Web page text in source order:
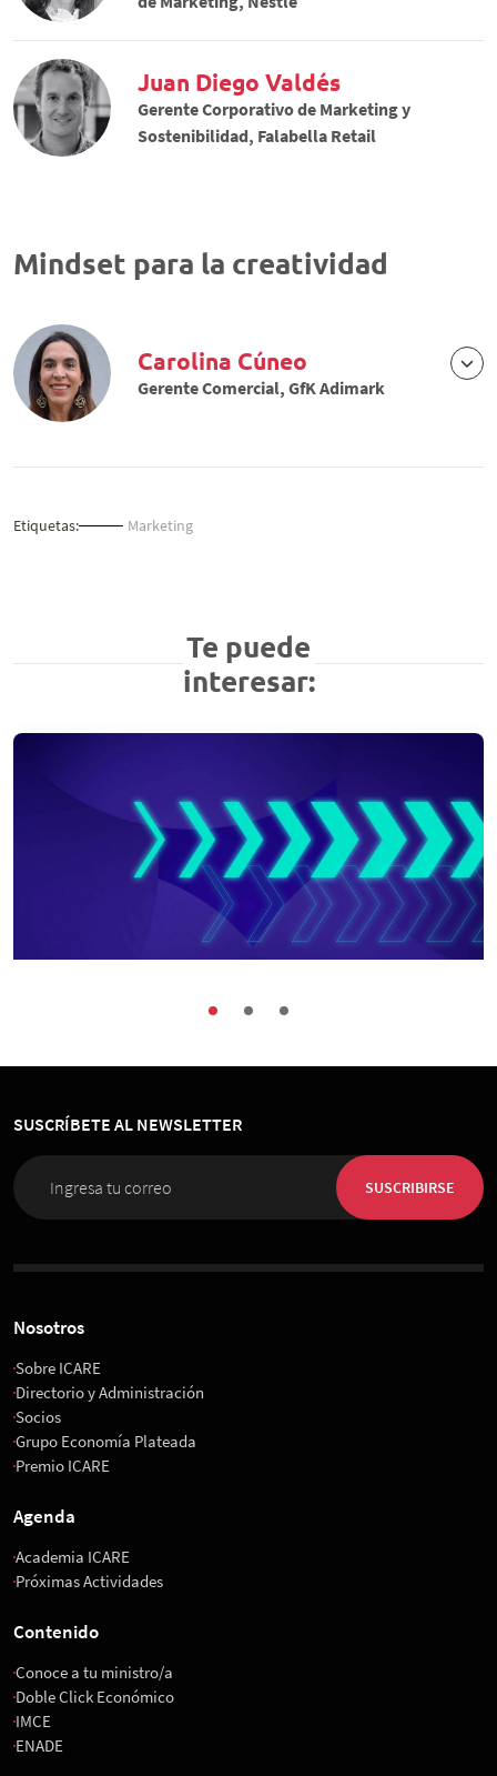
Juan Diego Valdés
Gerente Corporativo de Marketing y
Sostenibilidad, Falabella Retail
Mindset para la creatividad
Carolina Cúneo
Gerente Comercial, GfK Adimark
Etiquetas: Marketing
Te puede
interesar:
30 de Noviembre 2023, 9:00 hrs.
Sede ICARE
SUSCRÍBETE AL NEWSLETTER
SUSCRIBIRSE
Nosotros
Sobre ICARE
Directorio y Administración
Socios
Grupo Economía Plateada
Premio ICARE
Agenda
Academia ICARE
Próximas Actividades
Contenido
Conoce a tu ministro/a
Doble Click Económico
IMCE
ENADE